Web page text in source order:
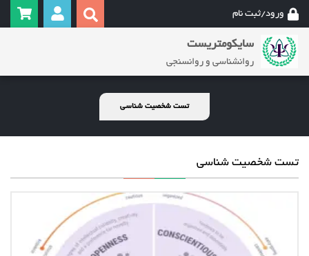
ورود/ثبت نام
سایکومتریست
روانشناسی و روانسنجی
تست شخصیت شناسی
تست شخصیت شناسی